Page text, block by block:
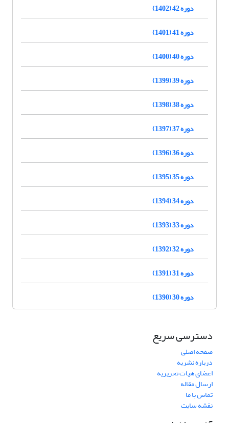
دوره 42 (1402)
دوره 41 (1401)
دوره 40 (1400)
دوره 39 (1399)
دوره 38 (1398)
دوره 37 (1397)
دوره 36 (1396)
دوره 35 (1395)
دوره 34 (1394)
دوره 33 (1393)
دوره 32 (1392)
دوره 31 (1391)
دوره 30 (1390)
دسترسی سریع
صفحه اصلی
درباره نشریه
اعضای هیات تحریریه
ارسال مقاله
تماس با ما
نقشه سایت